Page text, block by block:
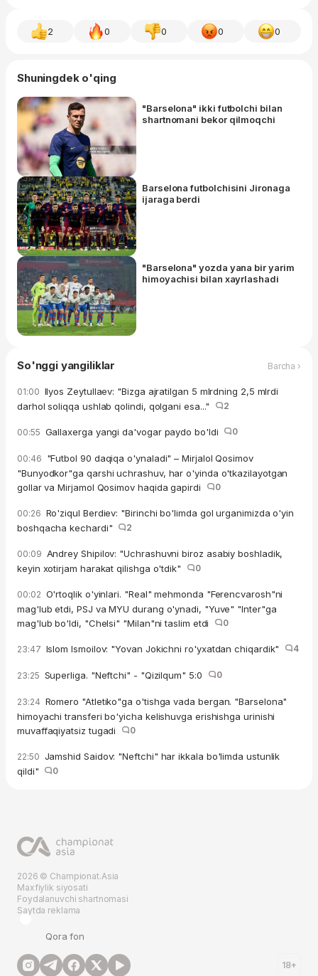
2 0 0 0 0
Shuningdek o'qing
"Barselona" ikki futbolchi bilan
shartnomani bekor qilmoqchi
Barselona futbolchisini Jironaga
ijaraga berdi
"Barselona" yozda yana bir yarim
himoyachisi bilan xayrlashadi
So'nggi yangiliklar Barcha ›
01:00 Ilyos Zeytullaev: "Bizga ajratilgan 5 mlrdning 2,5 mlrdi
darhol soliqqa ushlab qolindi, qolgani esa..."
2
00:55 Gallaxerga yangi da'vogar paydo bo'ldi 0
00:46 "Futbol 90 daqiqa o'ynaladi" – Mirjalol Qosimov
"Bunyodkor"ga qarshi uchrashuv, har o'yinda o'tkazilayotgan
gollar va Mirjamol Qosimov haqida gapirdi
0
00:26 Ro'ziqul Berdiev: "Birinchi bo'limda gol urganimizda o'yin
boshqacha kechardi"
2
00:09 Andrey Shipilov: "Uchrashuvni biroz asabiy boshladik,
keyin xotirjam harakat qilishga o'tdik"
0
00:02 O'rtoqlik o'yinlari. "Real" mehmonda "Ferencvarosh"ni
mag'lub etdi, PSJ va MYU durang o'ynadi, "Yuve" "Inter"ga
mag'lub bo'ldi, "Chelsi" "Milan"ni taslim etdi
0
23:47 Islom Ismoilov: "Yovan Jokichni ro'yxatdan chiqardik" 4
23:25 Superliga. "Neftchi" - "Qizilqum" 5:0 0
23:24 Romero "Atletiko"ga o'tishga vada bergan. "Barselona"
himoyachi transferi bo'yicha kelishuvga erishishga urinishi
muvaffaqiyatsiz tugadi
0
22:50 Jamshid Saidov: "Neftchi" har ikkala bo'limda ustunlik
qildi"
0
2026 © Championat.Asia
Maxfiylik siyosati
Foydalanuvchi shartnomasi
Saytda reklama
Qora fon
18+